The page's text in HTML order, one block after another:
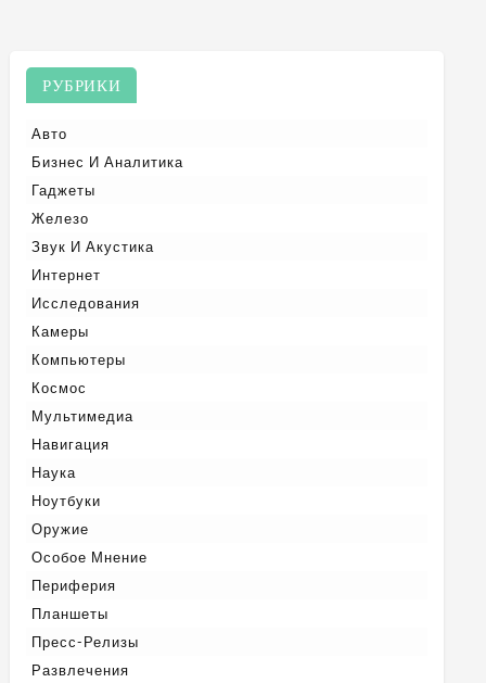
РУБРИКИ
Авто
Бизнес И Аналитика
Гаджеты
Железо
Звук И Акустика
Интернет
Исследования
Камеры
Компьютеры
Космос
Мультимедиа
Навигация
Наука
Ноутбуки
Оружие
Особое Мнение
Периферия
Планшеты
Пресс-Релизы
Развлечения